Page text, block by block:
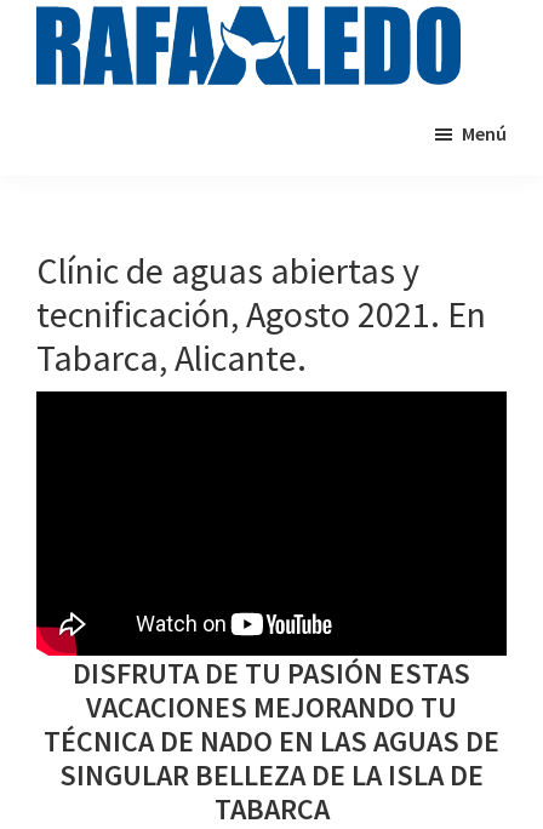
contenido
Menú
Clínic de aguas abiertas y
tecnificación, Agosto 2021. En
Tabarca, Alicante.
DISFRUTA DE TU PASIÓN ESTAS
VACACIONES MEJORANDO TU
TÉCNICA DE NADO EN LAS AGUAS DE
SINGULAR BELLEZA DE LA ISLA DE
TABARCA